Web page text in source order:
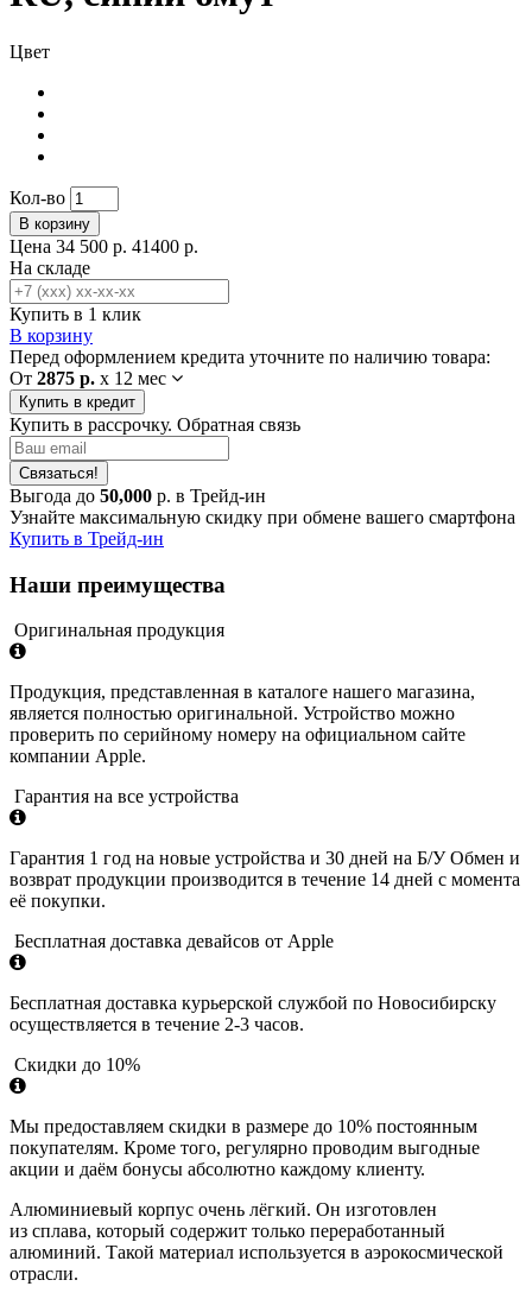
Цвет
Кол-во
В корзину
Цена 34 500 р. 41400 р.
На складе
Купить в 1 клик
В корзину
Перед оформлением кредита уточните по наличию товара:
От 2875 р. x 12 мес
Купить в кредит
Купить в рассрочку. Обратная связь
Связаться!
Выгода до 50,000 р. в Трейд-ин
Узнайте максимальную скидку при обмене вашего смартфона
Купить в Трейд-ин
Наши преимущества
Оригинальная продукция
Продукция, представленная в каталоге нашего магазина,
является полностью оригинальной. Устройство можно
проверить по серийному номеру на официальном сайте
компании Apple.
Гарантия на все устройства
Гарантия 1 год на новые устройства и 30 дней на Б/У Обмен и
возврат продукции производится в течение 14 дней с момента
её покупки.
Бесплатная доставка девайсов от Apple
Бесплатная доставка курьерской службой по Новосибирску
осуществляется в течение 2-3 часов.
Скидки до 10%
Мы предоставляем скидки в размере до 10% постоянным
покупателям. Кроме того, регулярно проводим выгодные
акции и даём бонусы абсолютно каждому клиенту.
Алюминиевый корпус очень лёгкий. Он изготовлен
из сплава, который содержит только переработанный
алюминий. Такой материал используется в аэрокосмической
отрасли.